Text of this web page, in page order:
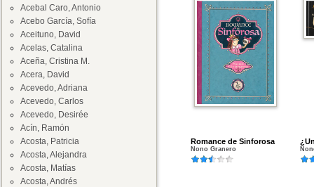
Acebal Caro, Antonio
Acebo García, Sofía
Aceituno, David
Acelas, Catalina
Aceña, Cristina M.
Acera, David
Acevedo, Adriana
Acevedo, Carlos
Acevedo, Desirée
Acín, Ramón
Acosta, Patricia
Acosta, Alejandra
Acosta, Matías
Acosta, Andrés
Romance de Sinforosa
Nono Granero